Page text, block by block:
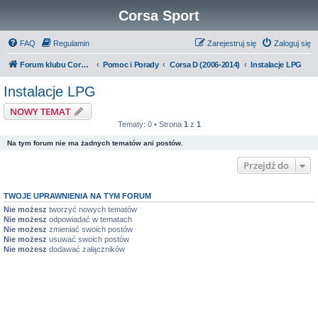
Corsa Sport
FAQ Regulamin Zaloguj się
Zarejestruj się
Forum klubu Corsa Sport Pomoc i Porady Corsa D (2006-2014) Instalacje LPG
Instalacje LPG
NOWY TEMAT
Tematy: 0 • Strona 1 z 1
Na tym forum nie ma żadnych tematów ani postów.
Przejdź do
TWOJE UPRAWNIENIA NA TYM FORUM
Nie możesz tworzyć nowych tematów
Nie możesz odpowiadać w tematach
Nie możesz zmieniać swoich postów
Nie możesz usuwać swoich postów
Nie możesz dodawać załączników